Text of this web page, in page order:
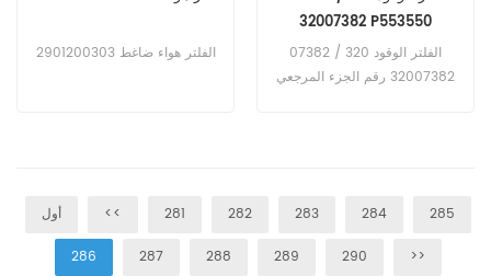
الفلتر هواء ضاغط 2901200303
32007382 P553550
SK48618 16237815
الفلتر الوقود 320 / 07382
32007382 رقم الجزء المرجعي
أول << 281 282 283 284 285
286 287 288 289 290 >>